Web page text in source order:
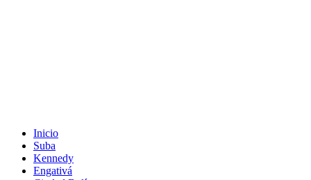
Inicio
Suba
Kennedy
Engativá